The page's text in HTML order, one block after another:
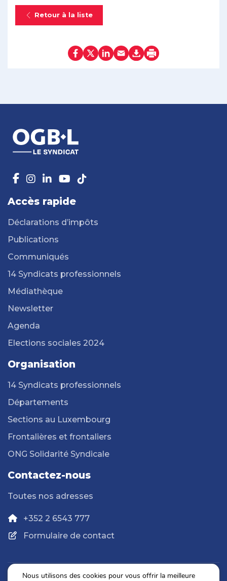
Retour à la liste
Accès rapide
Déclarations d’impôts
Publications
Communiqués
14 Syndicats professionnels
Médiathèque
Newsletter
Agenda
Elections sociales 2024
Organisation
14 Syndicats professionnels
Départements
Sections au Luxembourg
Frontalières et frontaliers
ONG Solidarité Syndicale
Contactez-nous
Toutes nos adresses
+352 2 6543 777
Formulaire de contact
Nous utilisons des cookies pour vous offrir la meilleure